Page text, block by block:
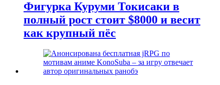
Фигурка Куруми Токисаки в
полный рост стоит $8000 и весит
как крупный пёс